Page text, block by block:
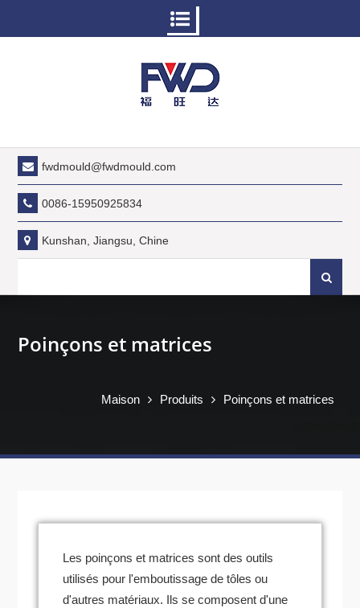
fwdmould@fwdmould.com
0086-15950925834
Kunshan, Jiangsu, Chine
Poinçons et matrices
Maison Produits Poinçons et matrices
Les poinçons et matrices sont des outils
utilisés pour l'emboutissage de tôles ou
d'autres matériaux. Ils se composent d'une